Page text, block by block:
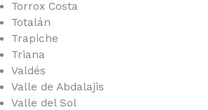
Torrox Costa
Totalán
Trapiche
Triana
Valdés
Valle de Abdalajis
Valle del Sol